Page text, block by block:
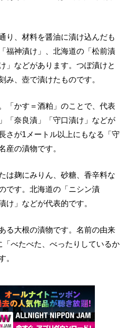
り、材料を醤油に漬け込んだも
福神漬け」、北海道の「松前漬
」などがあります。つぼ漬けと
み、壺で漬けたものです。
「かす＝酒粕」のことで、代表
「奈良漬」「守口漬け」などが
さが1メートル以上にもなる「守
産の漬物です。
は麹にみりん、砂糖、香辛料な
です。北海道の「ニシン漬
け」などが代表的です。
る大根の漬物です。名前の由来
べたべた、べったりしているか
。